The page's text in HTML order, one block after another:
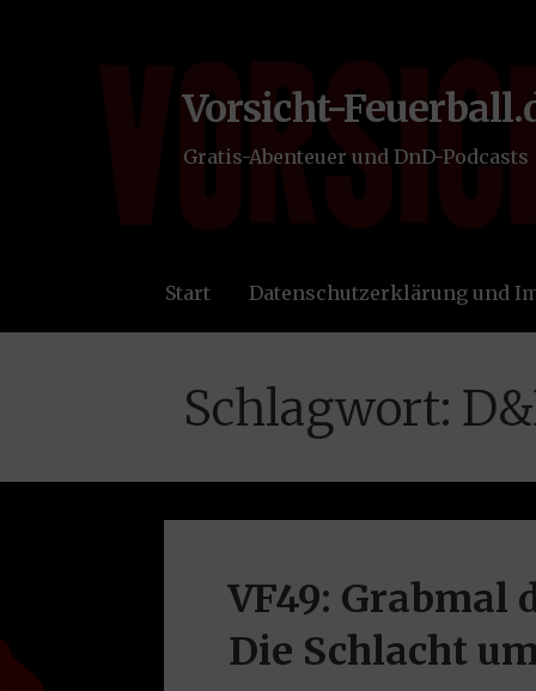
Vorsicht-
Gratis-Abenteuer und DnD-Podcasts
Start Datenschutzerklärung und
Schlagwort:
VF49: Grabmal
Die Schlacht